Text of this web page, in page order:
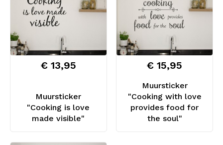
Muursticker
"Cooking is love
made visible"
€ 13,95
Muursticker
"Cooking with love
provides food for
the soul"
€ 15,95